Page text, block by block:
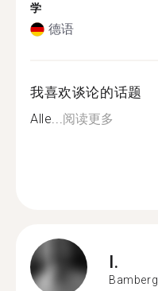
学
德语
我喜欢谈论的话题
Alle...阅读更多
I.
Bamberg